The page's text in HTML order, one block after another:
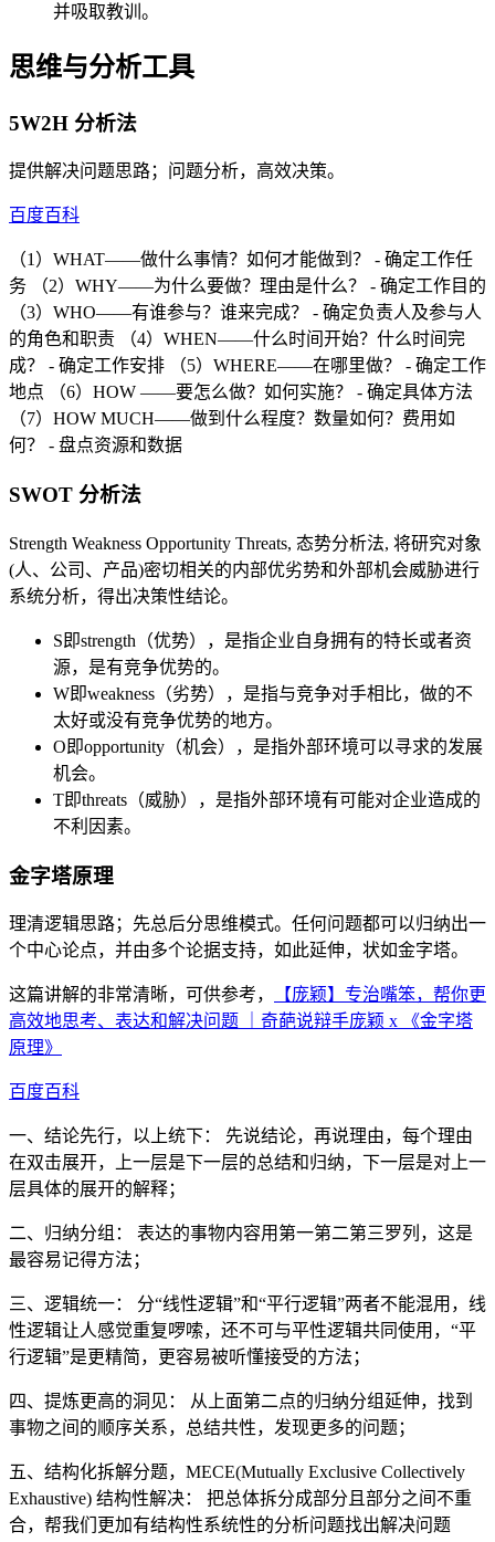
并吸取教训。
思维与分析工具
5W2H 分析法
提供解决问题思路；问题分析，高效决策。
百度百科
（1）WHAT——做什么事情？如何才能做到？ - 确定工作任
务 （2）WHY——为什么要做？理由是什么？ - 确定工作目的
（3）WHO——有谁参与？谁来完成？ - 确定负责人及参与人
的角色和职责 （4）WHEN——什么时间开始？什么时间完
成？ - 确定工作安排 （5）WHERE——在哪里做？ - 确定工作
地点 （6）HOW ——要怎么做？如何实施？ - 确定具体方法
（7）HOW MUCH——做到什么程度？数量如何？费用如
何？ - 盘点资源和数据
SWOT 分析法
Strength Weakness Opportunity Threats, 态势分析法, 将研究对象
(人、公司、产品)密切相关的内部优劣势和外部机会威胁进行
系统分析，得出决策性结论。
S即strength（优势），是指企业自身拥有的特长或者资
源，是有竞争优势的。
W即weakness（劣势），是指与竞争对手相比，做的不
太好或没有竞争优势的地方。
O即opportunity（机会），是指外部环境可以寻求的发展
机会。
T即threats（威胁），是指外部环境有可能对企业造成的
不利因素。
金字塔原理
理清逻辑思路；先总后分思维模式。任何问题都可以归纳出一
个中心论点，并由多个论据支持，如此延伸，状如金字塔。
这篇讲解的非常清晰，可供参考，
【庞颖】专治嘴笨，帮你更
高效地思考、表达和解决问题 ｜奇葩说辩手庞颖 x 《金字塔
原理》
百度百科
一、结论先行，以上统下： 先说结论，再说理由，每个理由
在双击展开，上一层是下一层的总结和归纳，下一层是对上一
层具体的展开的解释；
二、归纳分组： 表达的事物内容用第一第二第三罗列，这是
最容易记得方法；
三、逻辑统一： 分“线性逻辑”和“平行逻辑”两者不能混用，线
性逻辑让人感觉重复啰嗦，还不可与平性逻辑共同使用，“平
行逻辑”是更精简，更容易被听懂接受的方法；
四、提炼更高的洞见： 从上面第二点的归纳分组延伸，找到
事物之间的顺序关系，总结共性，发现更多的问题；
五、结构化拆解分题，MECE(Mutually Exclusive Collectively
Exhaustive) 结构性解决： 把总体拆分成部分且部分之间不重
合，帮我们更加有结构性系统性的分析问题找出解决问题